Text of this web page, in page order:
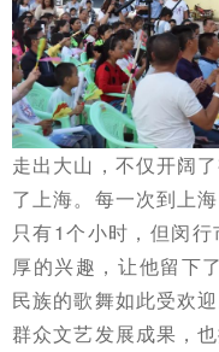
走出大山，不仅开阔
了上海。每一次到上
只有1个小时，但闵
厚的兴趣，让他留下
民族的歌舞如此受欢
群众文艺发展成果，